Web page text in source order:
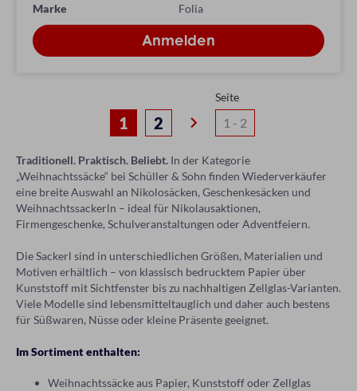
Marke
Folia
1 2 keyboard_arrow_right
Seite
Traditionell. Praktisch. Beliebt. In der Kategorie
„Weihnachtssäcke“ bei Schüller & Sohn finden Wiederverkäufer
eine breite Auswahl an Nikolosäcken, Geschenkesäcken und
Weihnachtssackerln – ideal für Nikolausaktionen,
Firmengeschenke, Schulveranstaltungen oder Adventfeiern.
Die Sackerl sind in unterschiedlichen Größen, Materialien und
Motiven erhältlich – von klassisch bedrucktem Papier über
Kunststoff mit Sichtfenster bis zu nachhaltigen Zellglas-Varianten.
Viele Modelle sind lebensmitteltauglich und daher auch bestens
für Süßwaren, Nüsse oder kleine Präsente geeignet.
Im Sortiment enthalten:
Weihnachtssäcke aus Papier, Kunststoff oder Zellglas